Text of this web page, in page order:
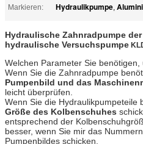
Markieren:
Hydraulikpumpe,
Hydraulische Zahnradpumpe
hydraulische Versuchspumpe
Welchen Parameter Sie
Wenn Sie die Zahnradpumpe
Pumpenbild und das
leicht überprüfen.
Wenn Sie die Hydraulikpumpeteile
Größe des Kolbenschuhes
entsprechend der
besser, wenn Sie mir das
Pumpenbildes schicken.